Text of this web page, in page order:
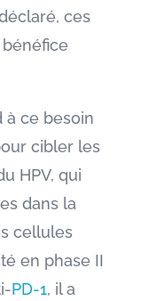
ces
ce besoin
cibler les
HPV, qui
dans la
cellules
en phase II
PD-1, il a